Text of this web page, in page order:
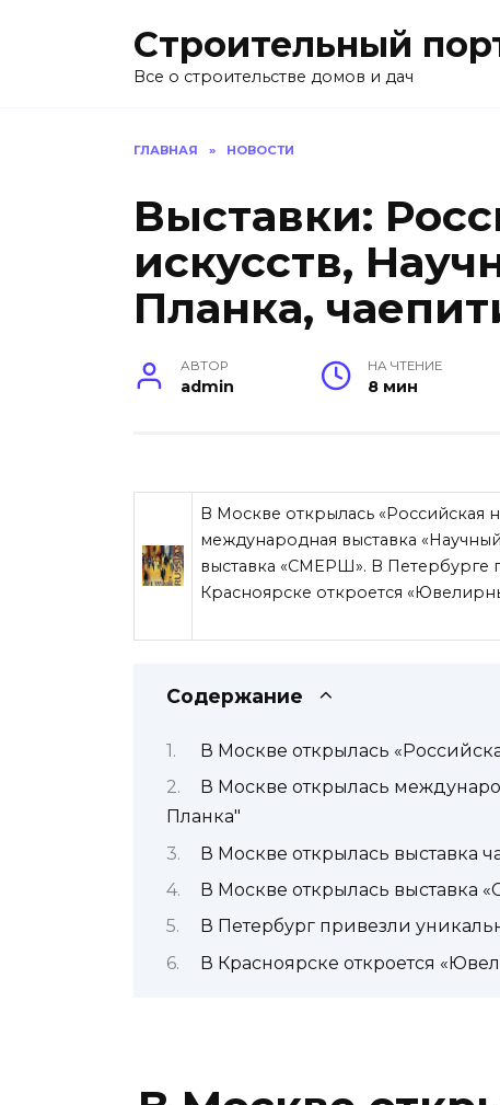
Строительный
Все о строительстве домов и дач
ГЛАВНАЯ » НОВОСТИ
Выставки:
искусств,
Планка,
АВТОР
admin
НА ЧТЕНИЕ
8 мин
В Москве открылась «Российская
международная выставка
выставка «СМЕРШ». В Петербурге
Красноярске откроется
Содержание
В Москве открылась
В Москве открылась
Планка"
В Москве открылась выставка
В Москве открылась выставка
В Петербург привезли
В Красноярске откроется